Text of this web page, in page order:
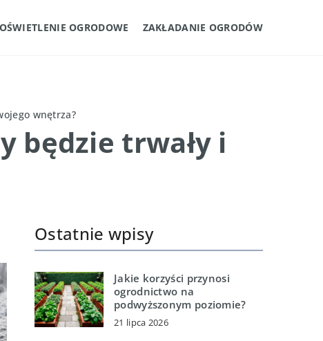
OŚWIETLENIE OGRODOWE ZAKŁADANIE OGRODÓW
wnętrza?
będzie trwały i
Ostatnie wpisy
Jakie korzyści przynosi
ogrodnictwo na
podwyższonym poziomie?
21 lipca 2026